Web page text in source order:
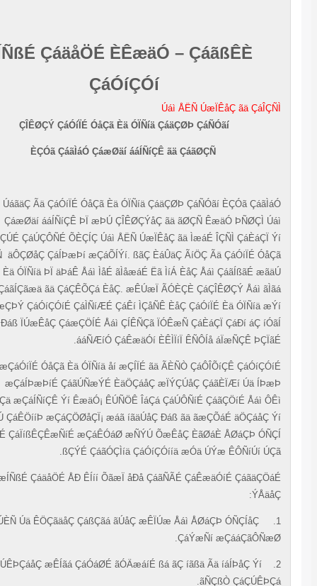
ÍÑßÉ ÇáäåÖÉ ÈÊæäÓ – ÇáãßÊÈ
ÇáÓíÇÓí
Úáì ÅËÑ ÚæÏÊåÇ ãä
ÇÎÊØÇÝ ÇáÓíÏÉ ÓåÇã Èä ÓÏÑíä ÇáäÇØÞ ÇáÑÓãí
ÈÇÓã ÇáãÌáÓ ÇáæØäí ááÍÑíÇÊ ãä ÇáãØÇÑ
ÚáãäÇ Ãä ÇáÓíÏÉ ÓåÇã Èä ÓÏÑíä ÇáäÇØÞ ÇáÑÓãí ÈÇÓã
ÇáæØäí ááÍÑíÇÊ ÞÏ æÞÚ ÇÎÊØÇÝåÇ ãä ãØÇÑ ÊæäÓ ÞÑØÇÌ
ÇáÓÇÚÉ ÇáÚÇÔÑÉ ÕÈÇÍÇ Úáì ÅËÑ ÚæÏÊåÇ ãä ÌæáÉ ÎÇÑÌ ÇáÈáÇÏ
ÅØÇÑ äÔÇØåÇ ÇáÍÞæÞí æÇáÕÍÝí. ßãÇ ÈáÛäÇ ÃíÖÇ Ãä ÇáÓíÏÉ
Èä ÓÏÑíä ÞÏ äÞáÊ Åáì ÌåÉ ãÌåæáÉ Ëã ÌíÁ ÈåÇ Åáì ÇáãÍßãÉ
ÇáãÍÇãæä ãä ÇáÇÊÕÇá ÈåÇ. æÊÚæÏ ÃÓÈÇÈ ÇáÇÎÊØÇÝ Åáì
ÇáãæÇÞÝ ÇáÓíÇÓíÉ ÇáÌÑíÆÉ ÇáÊí ÌÇåÑÊ ÈåÇ ÇáÓíÏÉ Èä ÓÏÑíä
ãÞÏãÉ Ðáß ÏÚæÊåÇ ÇáæÇÖÍÉ Åáì ÇÍÊÑÇã ÏÓÊæÑ ÇáÈáÇÏ ÇáÐí áÇ
ááÑÆíÓ ÇáÊæäÓí ÈÊÌÏíÏ ÊÑÔÍå áÏæÑÇÊ
æÇáÓíÏÉ ÓåÇã Èä ÓÏÑíä åí æÇÍÏÉ ãä ÃÈÑÒ ÇáÔÎÕíÇÊ
æÇáÍÞæÞíÉ ÇáãÚÑæÝÉ ÈäÖÇáåÇ æÏÝÇÚåÇ ÇáãÈÏÆí Úä
ÇáÅäÓÇä æÇáÍÑíÇÊ Ýí ÊæäÓ¡ ÊÚÑÖÊ ÎáÇá ÇáÚÔÑíÉ ÇáãÇÖíÉ Åáì
ÃäæÇÚ ÇáÊÖííÞ æÇáÇÖØåÇÏ¡ æáã íãäÚåÇ Ðáß ãä ãæÇÕáÉ äÖÇáåÇ
ãÞÇæãÉ ÇáÏíßÊÇÊæÑíÉ æÇáÊÓáØ æÑÝÚ ÕæÊåÇ ÈãØáÈ ÅØáÇÞ
ßÇÝÉ ÇáãÓÇÌíä ÇáÓíÇÓííä æÓä ÚÝæ ÊÔÑíÚí
æÍÑßÉ ÇáäåÖÉ ÅÐ ÊÍíí ÕãæÏ åÐå ÇáãÑÃÉ ÇáÊæäÓíÉ
ÊÚÈÑ Úä ÊÖÇãäåÇ ÇáßÇãá ãÚåÇ æÊÏÚæ Åáì ÅØáÇÞ ÓÑÇÍåÇ
ÇáÝæÑí
ÊÏíä ÇÚÊÞÇáåÇ æÊÍãá ÇáÓáØÉ ãÓÄæáíÉ ßá ãÇ íãßä Ãä íáÍÞåÇ Ýí
ãÑÇßÒ